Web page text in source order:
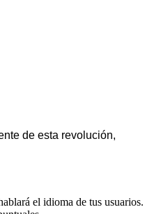
de esta revolución,
el idioma de tus usuarios.